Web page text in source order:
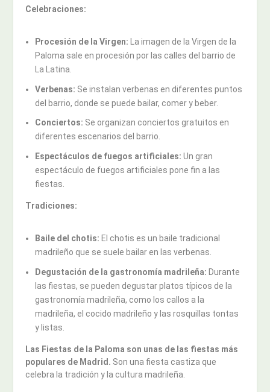
Celebraciones:
Procesión de la Virgen: La imagen de la Virgen de la
Paloma sale en procesión por las calles del barrio de
La Latina.
Verbenas: Se instalan verbenas en diferentes puntos
del barrio, donde se puede bailar, comer y beber.
Conciertos: Se organizan conciertos gratuitos en
diferentes escenarios del barrio.
Espectáculos de fuegos artificiales: Un gran
espectáculo de fuegos artificiales pone fin a las
fiestas.
Tradiciones:
Baile del chotis: El chotis es un baile tradicional
madrileño que se suele bailar en las verbenas.
Degustación de la gastronomía madrileña: Durante
las fiestas, se pueden degustar platos típicos de la
gastronomía madrileña, como los callos a la
madrileña, el cocido madrileño y las rosquillas tontas
y listas.
Las Fiestas de la Paloma son unas de las fiestas más
populares de Madrid. Son una fiesta castiza que
celebra la tradición y la cultura madrileña.